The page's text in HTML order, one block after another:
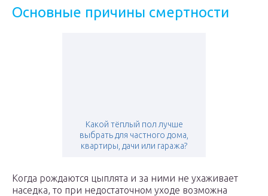
Основные причины смертности
Какой тёплый пол лучше
выбрать для частного дома,
квартиры, дачи или гаража?
Когда рождаются цыплята и за ними не ухаживает
наседка, то при недостаточном уходе возможна